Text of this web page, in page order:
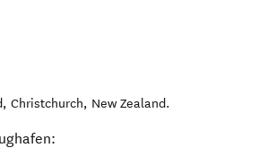
, Christchurch, New Zealand.